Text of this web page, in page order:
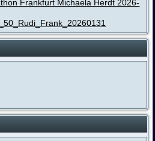
Frankfurt Michaela Herdt 2026-